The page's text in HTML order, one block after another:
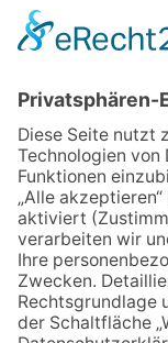
30.07.2026
06.08.2026
06.08.2026
06.08.2026